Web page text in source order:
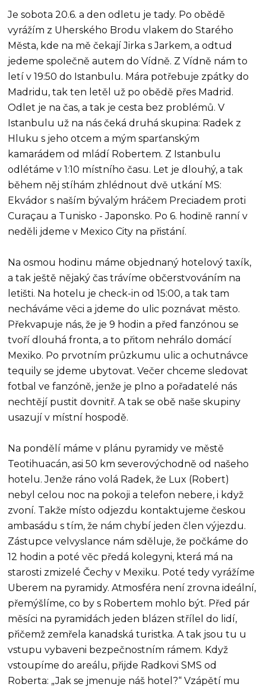
Je sobota 20.6. a den odletu je tady. Po obědě
vyrážím z Uherského Brodu vlakem do Starého
Města, kde na mě čekají Jirka s Jarkem, a odtud
jedeme společně autem do Vídně. Z Vídně nám to
letí v 19:50 do Istanbulu. Mára potřebuje zpátky do
Madridu, tak ten letěl už po obědě přes Madrid.
Odlet je na čas, a tak je cesta bez problémů. V
Istanbulu už na nás čeká druhá skupina: Radek z
Hluku s jeho otcem a mým sparťanským
kamarádem od mládí Robertem. Z Istanbulu
odlétáme v 1:10 místního času. Let je dlouhý, a tak
během něj stíhám zhlédnout dvě utkání MS:
Ekvádor s naším bývalým hráčem Preciadem proti
Curaçau a Tunisko - Japonsko. Po 6. hodině ranní v
neděli jdeme v Mexico City na přistání.
Na osmou hodinu máme objednaný hotelový taxík,
a tak ještě nějaký čas trávíme občerstvováním na
letišti. Na hotelu je check-in od 15:00, a tak tam
necháváme věci a jdeme do ulic poznávat město.
Překvapuje nás, že je 9 hodin a před fanzónou se
tvoří dlouhá fronta, a to přitom nehrálo domácí
Mexiko. Po prvotním průzkumu ulic a ochutnávce
tequily se jdeme ubytovat. Večer chceme sledovat
fotbal ve fanzóně, jenže je plno a pořadatelé nás
nechtějí pustit dovnitř. A tak se obě naše skupiny
usazují v místní hospodě.
Na pondělí máme v plánu pyramidy ve městě
Teotihuacán, asi 50 km severovýchodně od našeho
hotelu. Jenže ráno volá Radek, že Lux (Robert)
nebyl celou noc na pokoji a telefon nebere, i když
zvoní. Takže místo odjezdu kontaktujeme českou
ambasádu s tím, že nám chybí jeden člen výjezdu.
Zástupce velvyslance nám sděluje, že počkáme do
12 hodin a poté věc předá kolegyni, která má na
starosti zmizelé Čechy v Mexiku. Poté tedy vyrážíme
Uberem na pyramidy. Atmosféra není zrovna ideální,
přemýšlíme, co by s Robertem mohlo být. Před pár
měsíci na pyramidách jeden blázen střílel do lidí,
přičemž zemřela kanadská turistka. A tak jsou tu u
vstupu vybaveni bezpečnostním rámem. Když
vstoupíme do areálu, přijde Radkovi SMS od
Roberta: „Jak se jmenuje náš hotel?“ Vzápětí mu